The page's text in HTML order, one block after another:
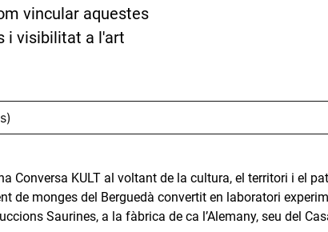
vincular aquestes
i visibilitat a l'art
Conversa KULT al voltant de la cultura, el territori i el
de monges del Berguedà convertit en laboratori
Saurines, a la fàbrica de ca l’Alemany, seu del